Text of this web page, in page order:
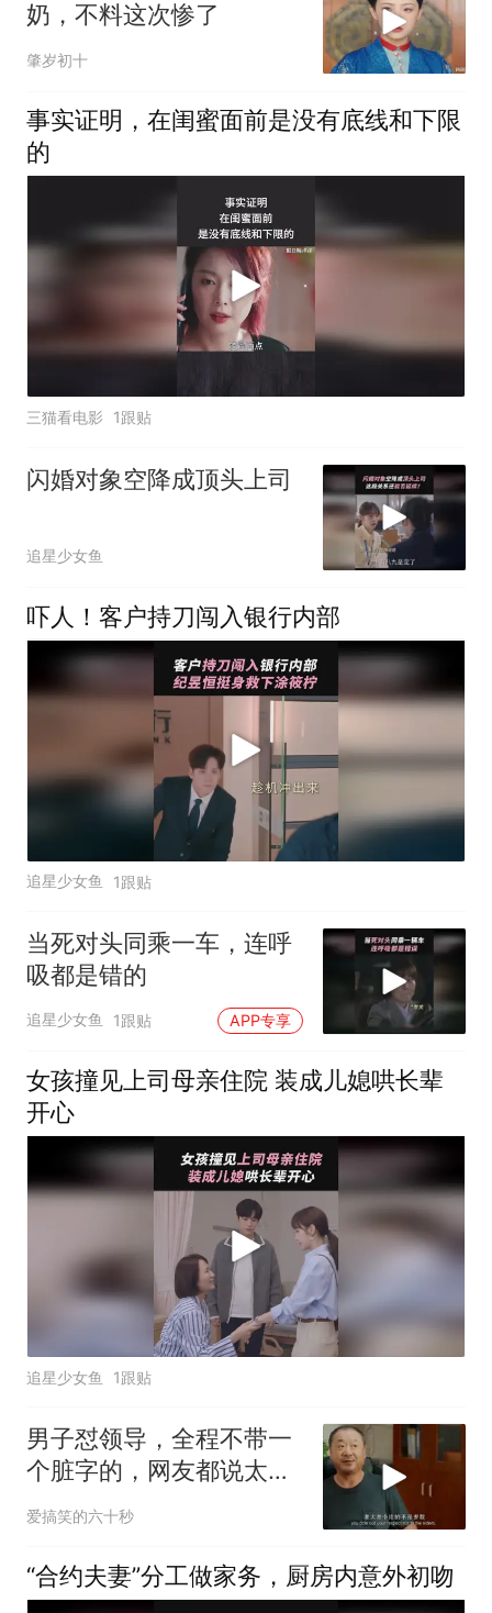
奶，不料这次惨了
肇岁初十
事实证明，在闺蜜面前是没有底线和下限
的
三猫看电影 1跟贴
闪婚对象空降成顶头上司
追星少女鱼
吓人！客户持刀闯入银行内部
追星少女鱼 1跟贴
当死对头同乘一车，连呼
吸都是错的
追星少女鱼 1跟贴 APP专享
女孩撞见上司母亲住院 装成儿媳哄长辈
开心
追星少女鱼 1跟贴
男子怼领导，全程不带一
个脏字的，网友都说太解
气了，爆笑怼
爱搞笑的六十秒
“合约夫妻”分工做家务，厨房内意外初吻